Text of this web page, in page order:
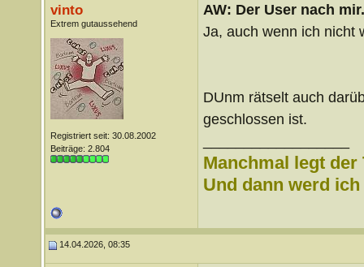
vinto
Extrem gutaussehend
Registriert seit: 30.08.2002
Beiträge: 2.804
AW: Der User nach
Ja, auch wenn ich nicht
DUnm rätselt auch
geschlossen ist.
Manchmal legt
Und dann werd
14.04.2026, 08:35